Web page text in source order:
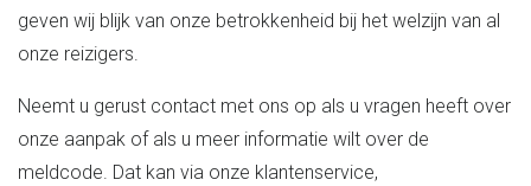
geven wij blijk van onze betrokkenheid bij het welzijn van al
onze reizigers.
Neemt u gerust contact met ons op als u vragen heeft over
onze aanpak of als u meer informatie wilt over de
meldcode. Dat kan via onze klantenservice,